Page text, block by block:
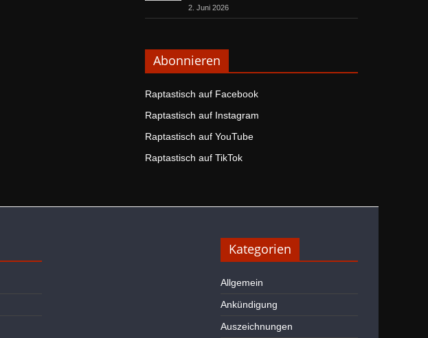
2. Juni 2026
Abonnieren
Raptastisch auf Facebook
Raptastisch auf Instagram
Raptastisch auf YouTube
Raptastisch auf TikTok
Kategorien
Allgemein
Ankündigung
Auszeichnungen